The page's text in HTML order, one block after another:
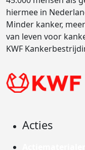
hiermee in
Minder kanker,
van leven voor
KWF
Acties